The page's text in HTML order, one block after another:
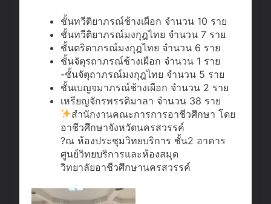
ชั้นทวีติยาภรณ์ช้างเผือก จำนวน 10 ราย
ชั้นทวีติยาภรณ์มงกุฎไทย จำนวน 7 ราย
ชั้นตริตาภรณ์มงกุฎไทย จำนวน 6 ราย
ชั้นจัตุรถาภรณ์ช้างเผือก จำนวน 1 ราย
-ชั้นจัตุถาภรณ์มงกุฎไทย จำนวน 5 ราย
ชั้นเบญจมาภรณ์ช้างเผือก จำนวน 2 ราย
เหรียญจักรพรรดิมาลา จำนวน 38 ราย
สำนักงานคณะการการอาชีวศึกษา โดย
อาชีวศึกษาจังหวัดนครสวรรค์
?ณ ห้องประชุมวิทยบริการ ชั้น2 อาคาร
ศูนย์วิทยบริการและห้องสมุด
วิทยาลัยอาชีวศึกษานครสวรรค์